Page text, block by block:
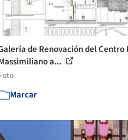
de Renovación del Centro
a...
Marcar